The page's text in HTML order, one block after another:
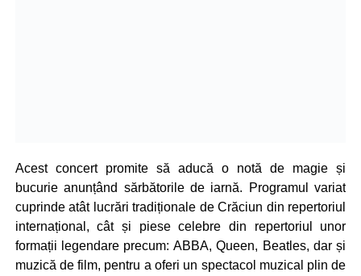
Acest concert promite să aducă o notă de magie și
bucurie anunțând sărbătorile de iarnă. Programul variat
cuprinde atât lucrări tradiționale de Crăciun din repertoriul
internațional, cât și piese celebre din repertoriul unor
formații legendare precum: ABBA, Queen, Beatles, dar și
muzică de film, pentru a oferi un spectacol muzical plin de